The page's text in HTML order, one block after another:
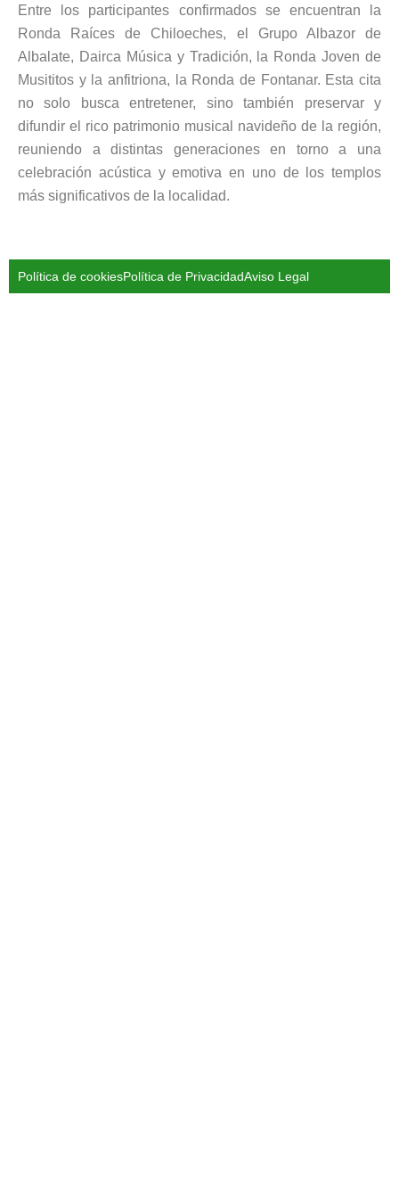
Entre los participantes confirmados se encuentran la
Ronda Raíces de Chiloeches, el Grupo Albazor de
Albalate, Dairca Música y Tradición, la Ronda Joven de
Musititos y la anfitriona, la Ronda de Fontanar. Esta cita
no solo busca entretener, sino también preservar y
difundir el rico patrimonio musical navideño de la región,
reuniendo a distintas generaciones en torno a una
celebración acústica y emotiva en uno de los templos
más significativos de la localidad.
Política de cookiesPolítica de PrivacidadAviso Legal